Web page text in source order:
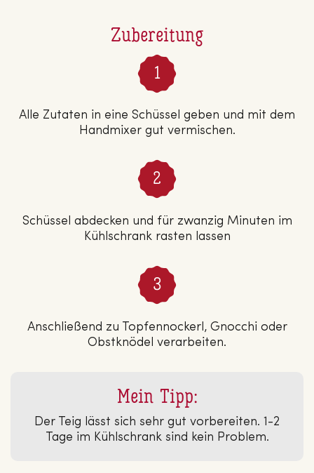
Zubereitung
Alle Zutaten in eine Schüssel geben und mit dem
Handmixer gut vermischen.
Schüssel abdecken und für zwanzig Minuten im
Kühlschrank rasten lassen
Anschließend zu Topfennockerl, Gnocchi oder
Obstknödel verarbeiten.
Mein Tipp:
Der Teig lässt sich sehr gut vorbereiten. 1-2
Tage im Kühlschrank sind kein Problem.